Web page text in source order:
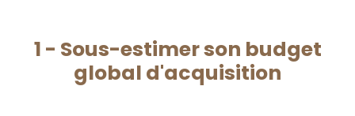
1 - Sous-estimer son budget
global d'acquisition